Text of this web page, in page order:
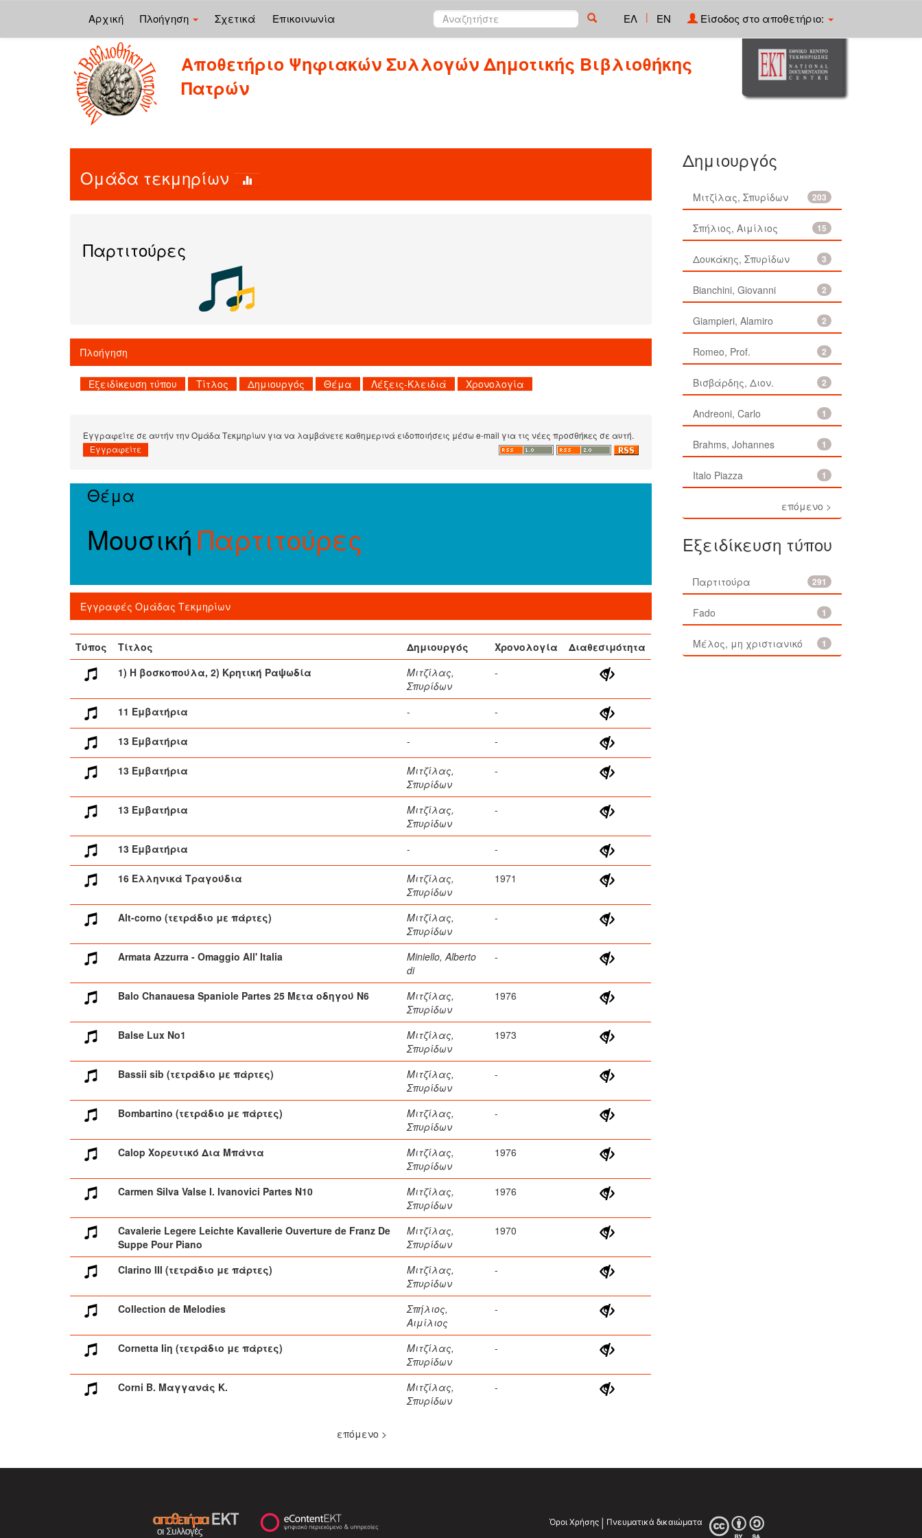
Αρχική Πλοήγηση Σχετικά Επικοινωνία ΕΛ | EN Είσοδος στο αποθετήριο:
Αποθετήριο Ψηφιακών Συλλογών Δημοτικής Βιβλιοθήκης
Πατρών
Ομάδα τεκμηρίων
Παρτιτούρες
Πλοήγηση
Εγγραφείτε σε αυτήν την Ομάδα Τεκμηρίων για να λαμβάνετε καθημερινά ειδοποιήσεις μέσω e-mail για τις νέες προσθήκες σε αυτή.
Θέμα
Μουσική Παρτιτούρες
Εγγραφές Ομάδας Τεκμηρίων
Τύπος Τίτλος Δημιουργός Χρονολογία
Διαθεσιμότητα
1) Η βοσκοπούλα, 2) Κρητική Ραψωδία
Μιτζίλας,
Σπυρίδων
-
11 Εμβατήρια - -
13 Εμβατήρια - -
13 Εμβατήρια
Μιτζίλας,
Σπυρίδων
-
13 Εμβατήρια
Μιτζίλας,
Σπυρίδων
-
13 Εμβατήρια - -
16 Ελληνικά Τραγούδια
Μιτζίλας,
Σπυρίδων
1971
Alt-corno (τετράδιο με πάρτες)
Μιτζίλας,
Σπυρίδων
-
Armata Azzurra - Omaggio All' Italia
Miniello, Alberto
di
-
Balo Chanauesa Spaniole Partes 25 Μετα οδηγού Ν6
Μιτζίλας,
Σπυρίδων
1976
Balse Lux No1
Μιτζίλας,
Σπυρίδων
1973
Bassii sib (τετράδιο με πάρτες)
Μιτζίλας,
Σπυρίδων
-
Bombartino (τετράδιο με πάρτες)
Μιτζίλας,
Σπυρίδων
-
Calop Χορευτικό Δια Μπάντα
Μιτζίλας,
Σπυρίδων
1976
Carmen Silva Valse I. Ivanovici Partes N10
Μιτζίλας,
Σπυρίδων
1976
Cavalerie Legere Leichte Kavallerie Ouverture de Franz De
Suppe Pour Piano
Μιτζίλας,
Σπυρίδων
1970
Clarino III (τετράδιο με πάρτες)
Μιτζίλας,
Σπυρίδων
-
Collection de Melodies
Σπήλιος,
Αιμίλιος
-
Cornetta Iiη (τετράδιο με πάρτες)
Μιτζίλας,
Σπυρίδων
-
Corni B. Μαγγανάς Κ.
Μιτζίλας,
Σπυρίδων
-
επόμενο >
Δημιουργός
203
Μιτζίλας, Σπυρίδων
15
Σπήλιος, Αιμίλιος
3
Δουκάκης, Σπυρίδων
2
Bianchini, Giovanni
2
Giampieri, Alamiro
2
Romeo, Prof.
2
Βισβάρδης, Διον.
1
Andreoni, Carlo
1
Brahms, Johannes
1
Italo Piazza
επόμενο >
Εξειδίκευση τύπου
291
Παρτιτούρα
1
Fado
1
Μέλος, μη χριστιανικό